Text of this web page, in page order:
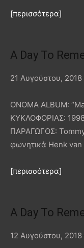
[περισσότερα]
A Day To
21 Αυγούστου, 2018
ΟΝΟΜΑ ALBUM:
ΚΥΚΛΟΦΟΡΙΑΣ:
ΠΑΡΑΓΩΓΟΣ:
φωνητικά Henk van
[περισσότερα]
A Day To
12 Αυγούστου,